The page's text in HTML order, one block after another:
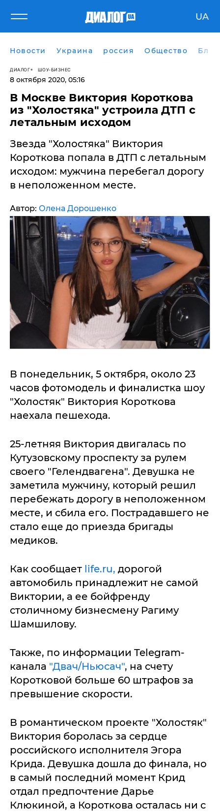
UA
Новости Украина россия Общество
ДИАЛОГ ШОУ-БИЗНЕС
8 октября 2020, 05:16
В Москве Виктория Короткова
из "Холостяка" устроила ДТП с
летальным исходом
Звезда "Холостяка" Виктория
Короткова попала в ДТП с летальным
исходом: мужчина перебегал дорогу
в неположенном месте.
Автор: Олена Дорошенко
В понедельник, 5 октября, около 23
часов фотомодель и финалистка шоу
"Холостяк" Виктория Короткова
наехала пешехода.
25-летняя Виктория двигалась по
Кутузовскому проспекту за рулем
своего "Гелендвагена". Девушка не
заметила мужчину, который решил
перебежать дорогу в неположенном
месте, и сбила его. Пострадавшего не
стало еще до приезда бригады
медиков.
Как сообщает life.ru, дорогой
автомобиль принадлежит не самой
Виктории, а ее бойфренду
столичному бизнесмену Рагиму
Шамшилову.
Также, по информации Telegram-
канала "Двач/Ньюсач", на счету
Коротковой больше 60 штрафов за
превышение скорости.
В романтическом проекте "Холостяк"
Виктория боролась за сердце
российского исполнителя Эгора
Крида. Девушка дошла до финала, но
в самый последний момент Крид
отдал предпочтение Дарье
Клюкиной, а Короткова осталась ни с